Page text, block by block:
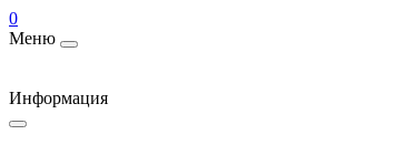
0
Меню
Информация